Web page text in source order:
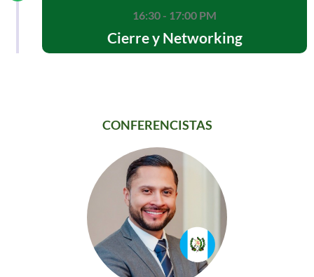
16:30 - 17:00 PM
Cierre y Networking
CONFERENCISTAS